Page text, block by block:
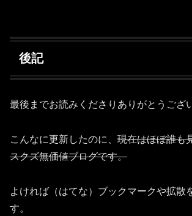
後記
最後までお読みくださりありがとうござ
こんなに更新したのに、 現在はほぼ誰も
スクズ無価値ブログです。
よければ（はてな）ブックマークや拡散
す。